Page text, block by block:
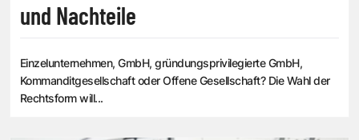
und Nachteile
Einzelunternehmen, GmbH, gründungsprivilegierte GmbH,
Kommanditgesellschaft oder Offene Gesellschaft? Die Wahl der
Rechtsform will...